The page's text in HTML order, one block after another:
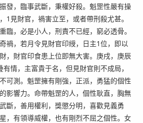
發，臨事武斷，秉權好殺。魁罡性嚴有操
1見財官，禍害立至，或者帶刑殺尤甚。
臨，必是小人，刑責不已經，窮必透骨。
禍，若月令見財官印綬，日主1位，即以
，財官印食患上位即無大害。庚戌，庚辰
情，主富貴于名，但見財官則不成局，
可測。魁罡擁有剛強，正派，勇猛的個性
影響力。命帶魁罡的人，個性耿直，胸無
斷，善用權利，獎懲分明，喜歡見義勇
，有領導威權，也有剛烈不屈之個性。女